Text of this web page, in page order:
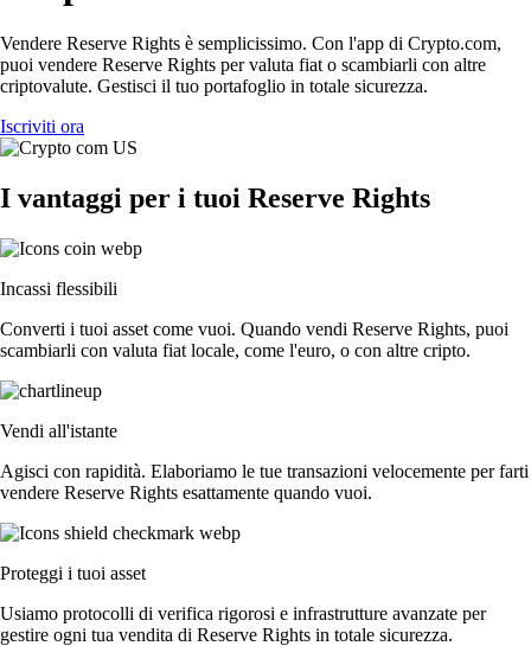
Vendere Reserve Rights è semplicissimo. Con l'app di Crypto.com,
puoi vendere Reserve Rights per valuta fiat o scambiarli con altre
criptovalute. Gestisci il tuo portafoglio in totale sicurezza.
Iscriviti ora
I vantaggi per i tuoi Reserve Rights
Incassi flessibili
Converti i tuoi asset come vuoi. Quando vendi Reserve Rights, puoi
scambiarli con valuta fiat locale, come l'euro, o con altre cripto.
Vendi all'istante
Agisci con rapidità. Elaboriamo le tue transazioni velocemente per farti
vendere Reserve Rights esattamente quando vuoi.
Proteggi i tuoi asset
Usiamo protocolli di verifica rigorosi e infrastrutture avanzate per
gestire ogni tua vendita di Reserve Rights in totale sicurezza.